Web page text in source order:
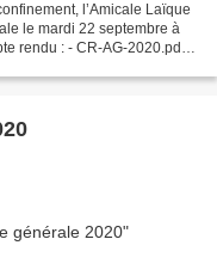
l’Amicale Laïque
le mardi 22 septembre à
2020.pdf